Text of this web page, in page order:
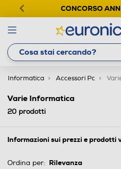
CONCORSO
Informatica Accessori Pc
Varie Informatica
20 prodotti
Informazioni sui prezzi e prodotti
Ordina per: